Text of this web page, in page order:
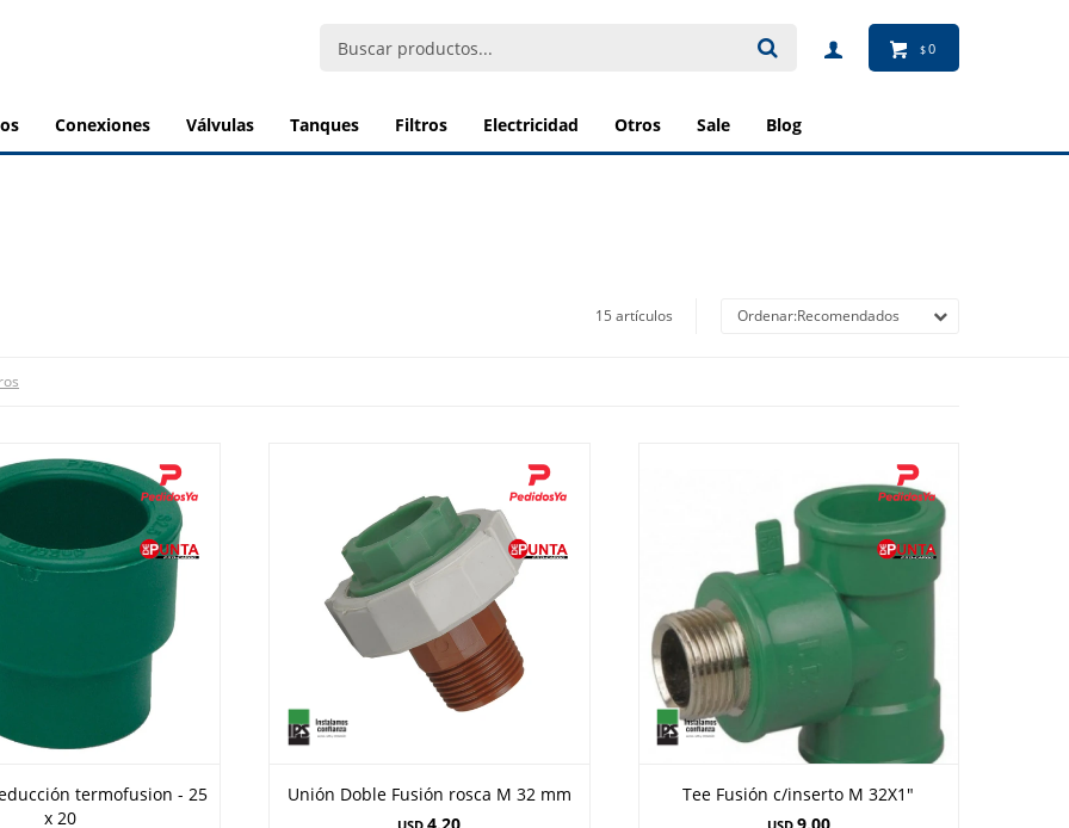
conexiones válvulas tanques filtros electricidad otros sale blog
$0
15 artículos Recomendados
termofusion - 25
x 20
Unión Doble Fusión rosca M 32 mm Tee Fusión c/inserto M 32X1"